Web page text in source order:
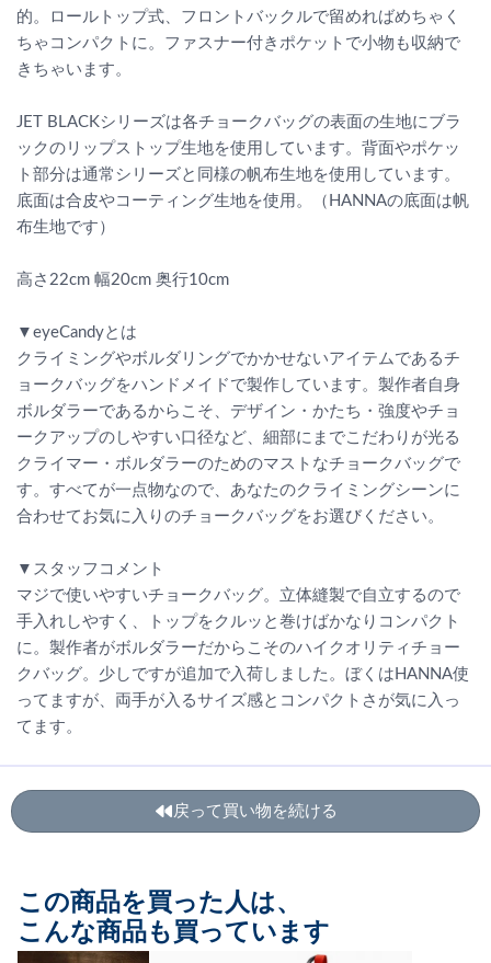
的。ロールトップ式、フロントバックルで留めればめちゃく
ちゃコンパクトに。ファスナー付きポケットで小物も収納で
きちゃいます。
JET BLACKシリーズは各チョークバッグの表面の生地にブラ
ックのリップストップ生地を使用しています。背面やポケッ
ト部分は通常シリーズと同様の帆布生地を使用しています。
底面は合皮やコーティング生地を使用。（HANNAの底面は帆
布生地です）
高さ22cm 幅20cm 奥行10cm
▼eyeCandyとは
クライミングやボルダリングでかかせないアイテムであるチ
ョークバッグをハンドメイドで製作しています。製作者自身
ボルダラーであるからこそ、デザイン・かたち・強度やチョ
ークアップのしやすい口径など、細部にまでこだわりが光る
クライマー・ボルダラーのためのマストなチョークバッグで
す。すべてが一点物なので、あなたのクライミングシーンに
合わせてお気に入りのチョークバッグをお選びください。
▼スタッフコメント
マジで使いやすいチョークバッグ。立体縫製で自立するので
手入れしやすく、トップをクルッと巻けばかなりコンパクト
に。製作者がボルダラーだからこそのハイクオリティチョー
クバッグ。少しですが追加で入荷しました。ぼくはHANNA使
ってますが、両手が入るサイズ感とコンパクトさが気に入っ
てます。
戻って買い物を続ける
この商品を買った人は、
こんな商品も買っています